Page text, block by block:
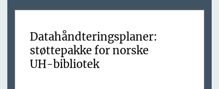
Datahåndteringsplaner:
støttepakke for norske
UH-bibliotek